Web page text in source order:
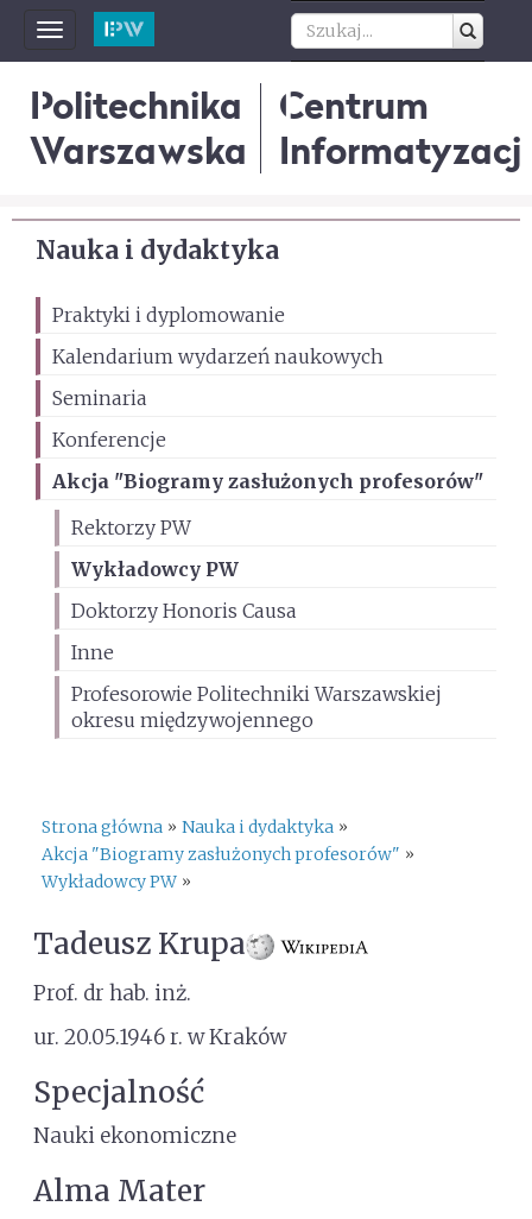
Toggle
navigation
Politechnika
Warszawska
Centrum
Informatyzacji
Nauka i dydaktyka
Praktyki i dyplomowanie
Kalendarium wydarzeń naukowych
Seminaria
Konferencje
Akcja "Biogramy zasłużonych profesorów"
Rektorzy PW
Wykładowcy PW
Doktorzy Honoris Causa
Inne
Profesorowie Politechniki Warszawskiej
okresu międzywojennego
Strona główna » Nauka i dydaktyka »
Akcja "Biogramy zasłużonych profesorów" »
Wykładowcy PW »
Tadeusz Krupa
Prof. dr hab. inż.
ur. 20.05.1946 r. w Kraków
Specjalność
Nauki ekonomiczne
Alma Mater